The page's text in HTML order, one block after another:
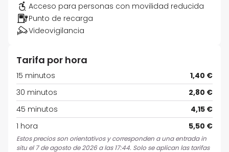
Acceso para personas con movilidad reducida
Punto de recarga
Videovigilancia
Tarifa por hora
15 minutos
1,40 €
30 minutos
2,80 €
45 minutos
4,15 €
1 hora
5,50 €
Estos precios son orientativos y corresponden a una entrada in
situ el 7 de agosto de 2026 a las 17:44. Solo se aplican las tarifas